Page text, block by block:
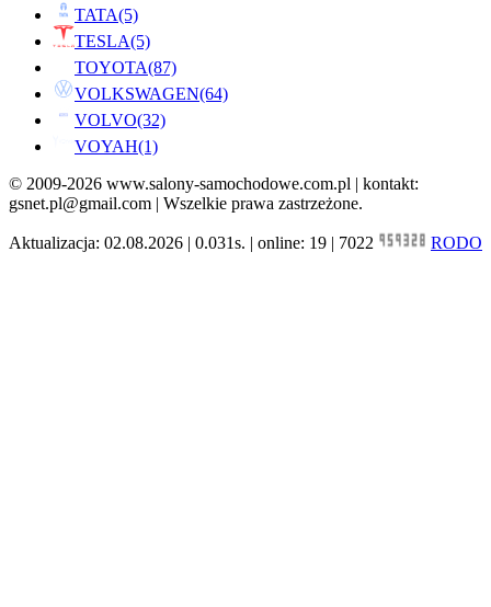
TATA(5)
TESLA(5)
TOYOTA(87)
VOLKSWAGEN(64)
VOLVO(32)
VOYAH(1)
© 2009-2026 www.salony-samochodowe.com.pl | kontakt:
gsnet.pl@gmail.com | Wszelkie prawa zastrzeżone.
Aktualizacja: 02.08.2026 | 0.031s. | online: 19 | 7022 RODO